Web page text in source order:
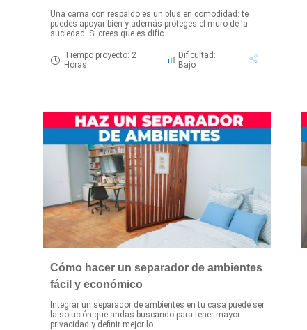
Una cama con respaldo es un plus en comodidad: te
puedes apoyar bien y además proteges el muro de la
suciedad. Si crees que es difíc...
Tiempo proyecto: 2
Horas
Dificultad:
Bajo
Cómo hacer un separador de ambientes
fácil y económico
Integrar un separador de ambientes en tu casa puede ser
la solución que andas buscando para tener mayor
privacidad y definir mejor lo...